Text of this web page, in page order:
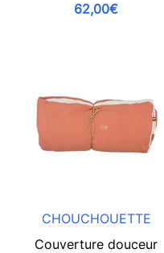
62,00€
CHOUCHOUETTE
Couverture douceur